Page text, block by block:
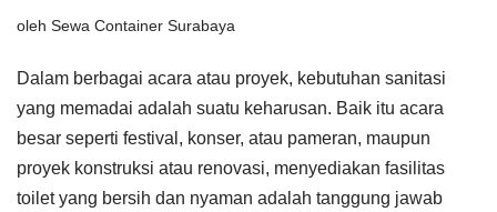
oleh Sewa Container Surabaya
Dalam berbagai acara atau proyek, kebutuhan sanitasi
yang memadai adalah suatu keharusan. Baik itu acara
besar seperti festival, konser, atau pameran, maupun
proyek konstruksi atau renovasi, menyediakan fasilitas
toilet yang bersih dan nyaman adalah tanggung jawab